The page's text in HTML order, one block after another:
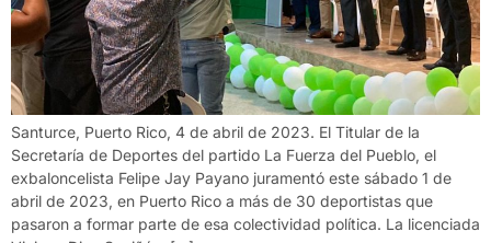
Santurce, Puerto Rico, 4 de abril de 2023. El Titular de la
Secretaría de Deportes del partido La Fuerza del Pueblo, el
exbaloncelista Felipe Jay Payano juramentó este sábado 1 de
abril de 2023, en Puerto Rico a más de 30 deportistas que
pasaron a formar parte de esa colectividad política. La licenciada